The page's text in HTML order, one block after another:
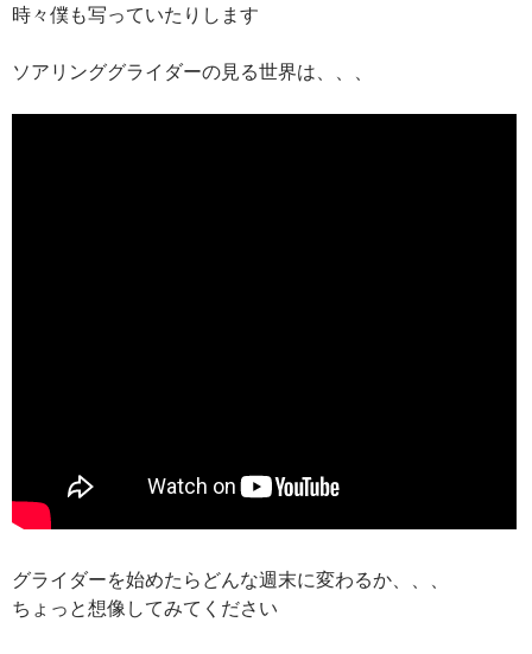
時々僕も写っていたりします
ソアリンググライダーの見る世界は、、、
グライダーを始めたらどんな週末に変わるか、、、
ちょっと想像してみてください